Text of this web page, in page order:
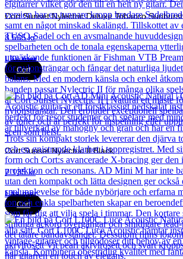
Cort Sunset Nylectric Deluxe Tobacco Sunburst
8 565kr
Läs mer
Cort
Cort Sunset Nylectric II Black
7 135kr
Läs mer
Cort